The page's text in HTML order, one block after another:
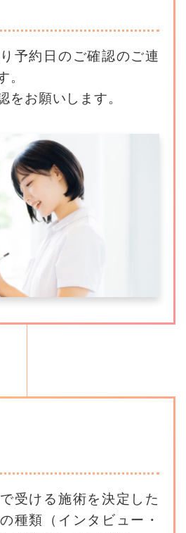
予約日のご確認のご連
。
をお願いします。
受ける施術を決定した
種類（インタビュー・